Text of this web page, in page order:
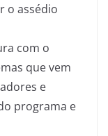
o assédio
com o
que vem
e
programa e